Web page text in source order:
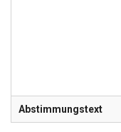
Abstimmungstext